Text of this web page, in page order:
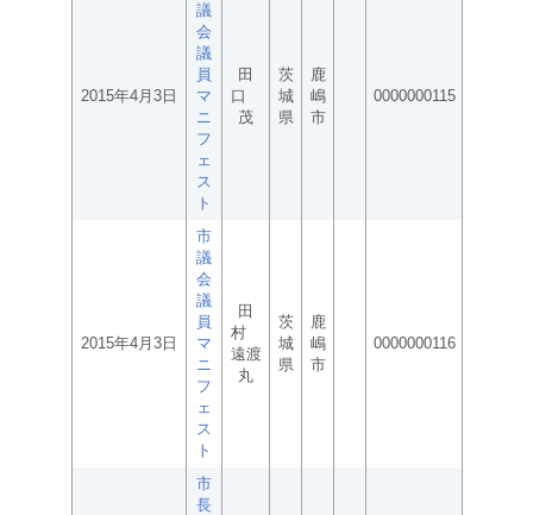
2015年4月3日
議
会
議
員
マ
ニ
フ
ェ
ス
ト
田
口
茂
茨
城
県
鹿
嶋
市
0000000115
2015年4月3日
市
議
会
議
員
マ
ニ
フ
ェ
ス
ト
田
村
遠渡
丸
茨
城
県
鹿
嶋
市
0000000116
市
長